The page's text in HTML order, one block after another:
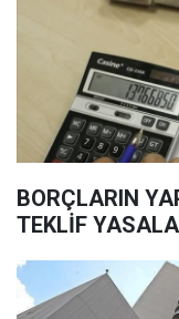
BORÇLARIN
TEKLİF